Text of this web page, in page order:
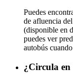
Puedes
de afluencia
(disponible en
puedes ver
autobús
¿Circula en